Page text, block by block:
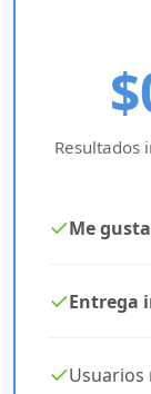
Resultados
✓Me
✓Entrega
✓Usuarios